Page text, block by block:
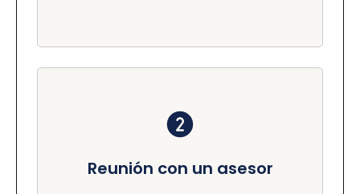
Reunión con un asesor